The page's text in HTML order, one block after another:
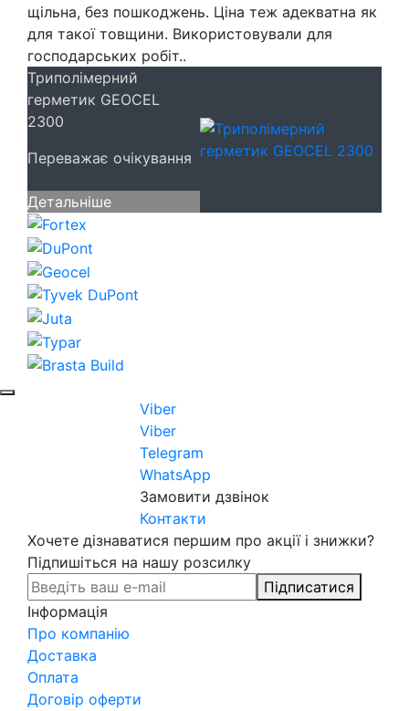
щільна, без пошкоджень. Ціна теж адекватна як
для такої товщини. Використовували для
господарських робіт..
Триполімерний
герметик GEOCEL
2300
Переважає очікування
Детальніше
Viber
Viber
Telegram
WhatsApp
Замовити дзвінок
Контакти
Хочете дізнаватися першим про акції і знижки?
Підпишіться на нашу розсилку
Підписатися
Інформація
Про компанію
Доставка
Оплата
Договір оферти